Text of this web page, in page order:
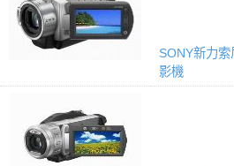
SONY新力
影機